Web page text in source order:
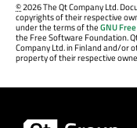
©2026 The Qt Company Ltd.
copyrights of their respective
under the terms of theGNU
the Free Software Foundation.
Company Ltd. in Finland and/or
property of their respective